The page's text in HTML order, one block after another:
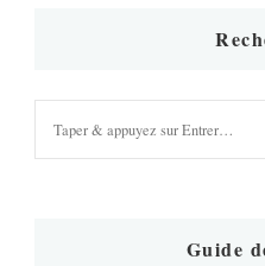
Guide